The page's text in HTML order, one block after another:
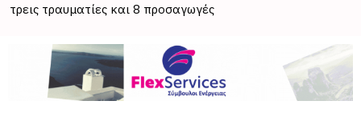
τρεις τραυματίες και 8 προσαγωγές